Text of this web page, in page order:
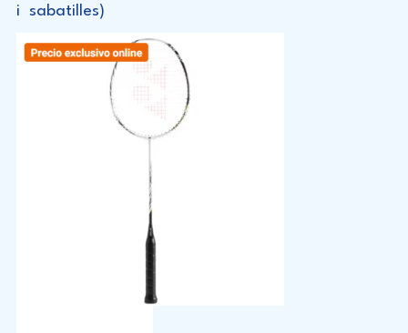
i sabatilles)